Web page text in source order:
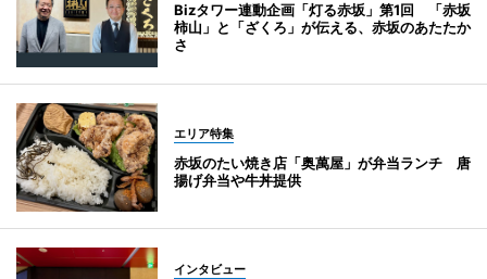
Bizタワー連動企画「灯る赤坂」第1回 「赤坂
柿山」と「ざくろ」が伝える、赤坂のあたたか
さ
エリア特集
赤坂のたい焼き店「奥萬屋」が弁当ランチ 唐
揚げ弁当や牛丼提供
インタビュー